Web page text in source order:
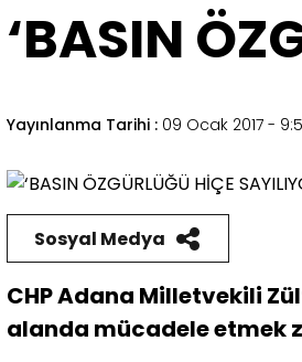
‘BASIN
Yayınlanma Tarihi : 09 Ocak 2017 -
Sosyal Medya
CHP Adana Milletvekili
alanda mücadele etmek